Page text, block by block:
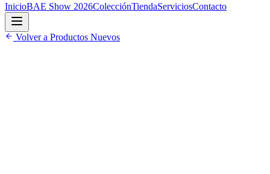
InicioBAE Show 2026ColecciónTiendaServiciosContacto
Volver a Productos Nuevos